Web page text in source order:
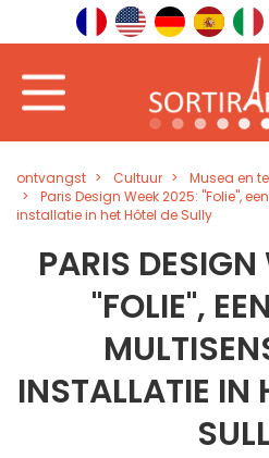
ontvangst Cultuur
Musea en
Paris Design Week 2025: "Folie",
installatie in het Hôtel de Sully
PARIS
"FOLIE",
INSTALLATIE IN